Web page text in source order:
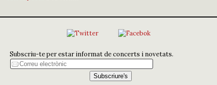
Subscriu-te per estar informat de concerts i novetats.